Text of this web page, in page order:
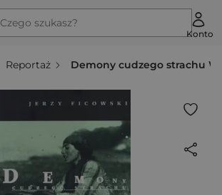
Czego szukasz?
Konto
Reportaż Demony cudzego strachu